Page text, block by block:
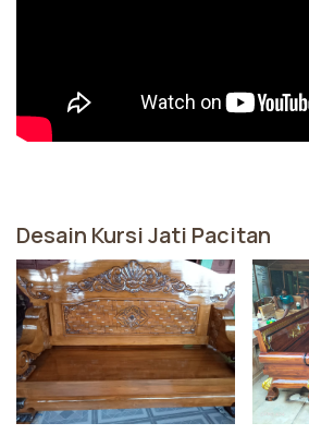
Desain Kursi Jati Pacitan